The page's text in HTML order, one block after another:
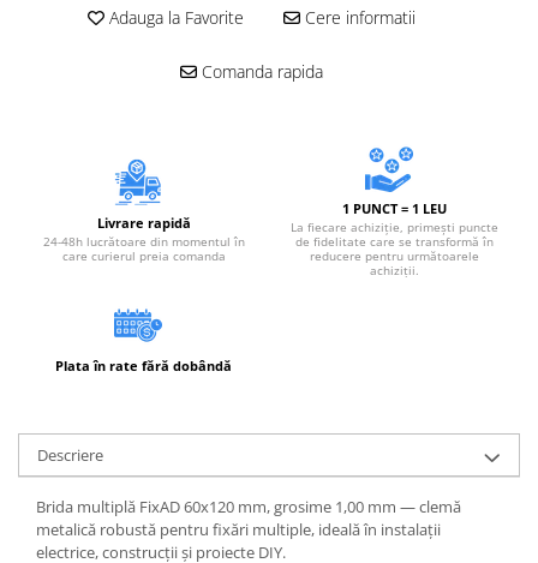
Adauga la Favorite Cere informatii
Comanda rapida
Livrare rapidă
24-48h lucrătoare din momentul în
care curierul preia comanda
1 PUNCT = 1 LEU
La fiecare achiziție, primești puncte
de fidelitate care se transformă în
reducere pentru următoarele
achiziții.
Plata în rate fără dobândă
Descriere
Brida multiplă FixAD 60x120 mm, grosime 1,00 mm — clemă
metalică robustă pentru fixări multiple, ideală în instalații
electrice, construcții și proiecte DIY.